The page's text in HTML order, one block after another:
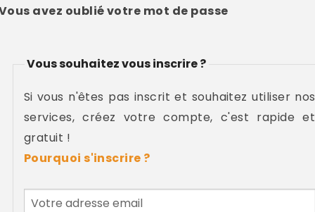
avez oublié votre mot de passe
Vous souhaitez vous inscrire ?
Si vous n'êtes pas inscrit et souhaitez utiliser nos
services, créez votre compte, c'est rapide et
gratuit !
Pourquoi s'inscrire ?